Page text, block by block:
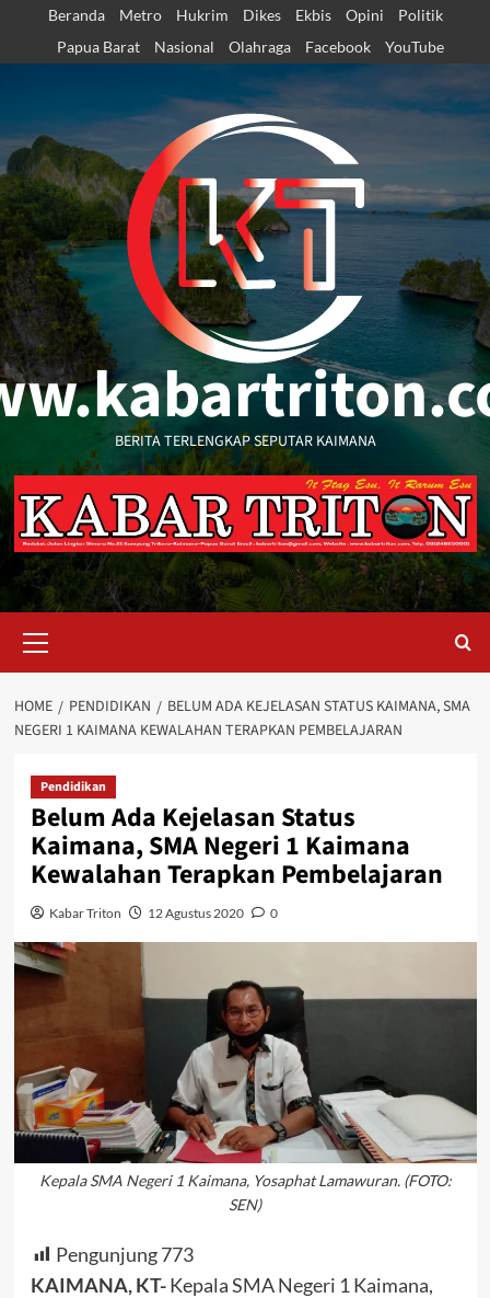
content
Beranda Metro Hukrim Dikes Ekbis Opini
Politik
Papua Barat
Nasional Olahraga Facebook YouTube
BERITA TERLENGKAP SEPUTAR KAIMANA
Menu
HOME PENDIDIKAN
BELUM ADA KEJELASAN STATUS KAIMANA, SMA
NEGERI 1 KAIMANA KEWALAHAN TERAPKAN PEMBELAJARAN
Pendidikan
Belum Ada Kejelasan Status
Kaimana, SMA Negeri 1 Kaimana
Kewalahan Terapkan Pembelajaran
Kabar Triton 12 Agustus 2020 0
Kepala SMA Negeri 1 Kaimana, Yosaphat Lamawuran. (FOTO:
SEN)
Pengunjung 773
KAIMANA, KT-Kepala SMA Negeri 1 Kaimana,